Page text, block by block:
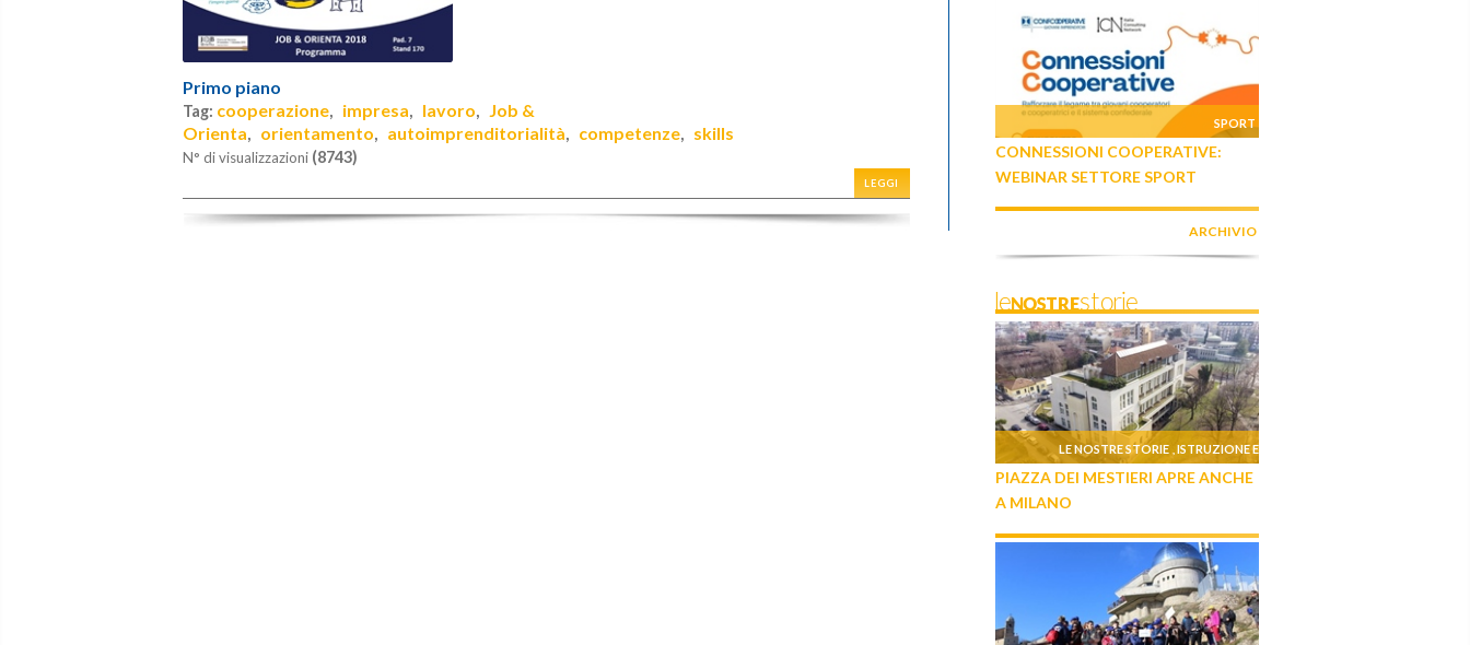
Primo piano
Tag: cooperazione, impresa, lavoro, Job &
Orienta, orientamento, autoimprenditorialità, competenze, skills
N° di visualizzazioni (8743)
LEGGI
SPORT
CONNESSIONI COOPERATIVE:
WEBINAR SETTORE SPORT
ARCHIVIO
leNOSTREstorie
LE NOSTRE STORIE ISTRUZIONE E
FORMAZIONE
PIAZZA DEI MESTIERI APRE ANCHE
A MILANO